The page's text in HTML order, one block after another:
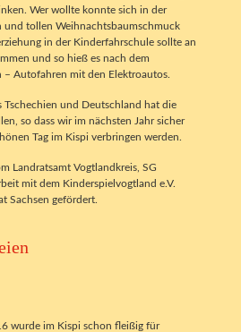
Wer wollte konnte sich in der
und tollen Weihnachtsbaumschmuck
in der Kinderfahrschule sollte an
und so hieß es nach dem
– Autofahren mit den Elektroautos.
Tschechien und Deutschland hat die
so dass wir im nächsten Jahr sicher
Tag im Kispi verbringen werden.
Landratsamt Vogtlandkreis, SG
mit dem Kinderspielvogtland e.V.
Sachsen gefördert.
wurde im Kispi schon fleißig für